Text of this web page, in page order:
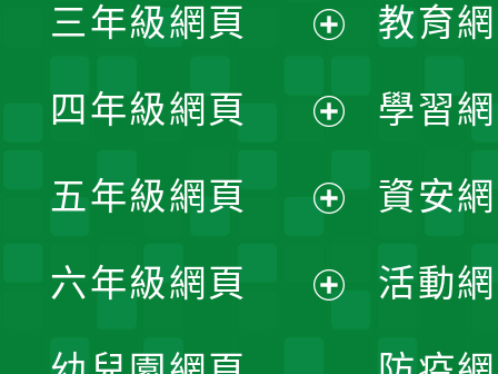
選
單
開
選
單
三年級網頁
開
選
單
四年級網頁
開
選
五年級網頁
開
六年級網頁
教育
學習
資安
活動